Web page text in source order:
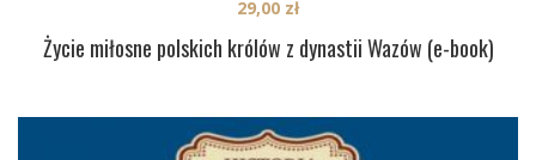
Życie miłosne polskich królów z dynastii Wazów (e-book)
29,00 zł